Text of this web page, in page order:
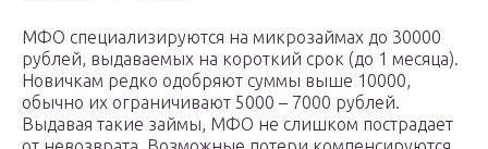
МФО специализируются на микрозаймах до 30000
рублей, выдаваемых на короткий срок (до 1 месяца).
Новичкам редко одобряют суммы выше 10000,
обычно их ограничивают 5000 – 7000 рублей.
Выдавая такие займы, МФО не слишком пострадает